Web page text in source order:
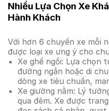
Nhiều Lựa Chọn Xe
Hành Khách
Với hơn 6 chuyến xe mỗi
được loại xe ưng ý cho
Xe ghế ngồi: Lựa chọn
đường ngắn hoặc di
dòng xe tiêu chuẩn,
Xe giường nằm: Lý
qua đêm. Xe được